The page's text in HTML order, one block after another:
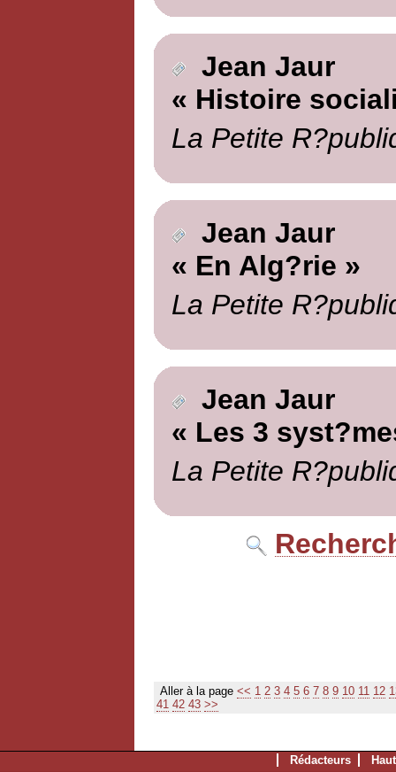
Jean Jaur
« Histoire
La Petite
Jean Jaur
« En Alg?rie »
La Petite
Jean Jaur
« Les 3
La Petite
Aller à la page << 1 2 3 4 5 6 7 8 9 10 11 12
41 42 43 >>
Rédacteurs